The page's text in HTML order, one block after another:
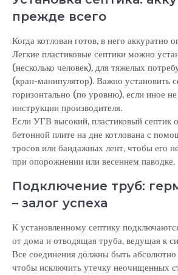
прежде всего
Когда котлован готов, в него аккуратно
Легкие пластиковые септики можно
(несколько человек), для тяжелых
(кран-манипулятор). Важно установить
горизонтально (по уровню), если иное не
инструкции производителя.
Если УГВ высокий, пластиковый септик
бетонной плите на дне котлована с
тросов или бандажных лент, чтобы его
при опорожнении или весеннем паводке.
Подключение труб:
– залог успеха
К установленному септику
от дома и отводящая труба, ведущая к
Все соединения должны быть
чтобы исключить утечку неочищенных